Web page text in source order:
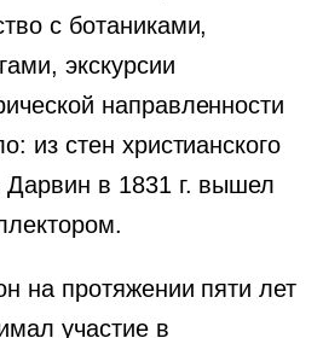
с ботаниками,
экскурсии
направленности
из стен христианского
Дарвин в 1831 г. вышел
на протяжении пяти лет
участие в